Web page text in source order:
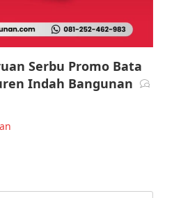
Serbu Promo Bata
Indah Bangunan